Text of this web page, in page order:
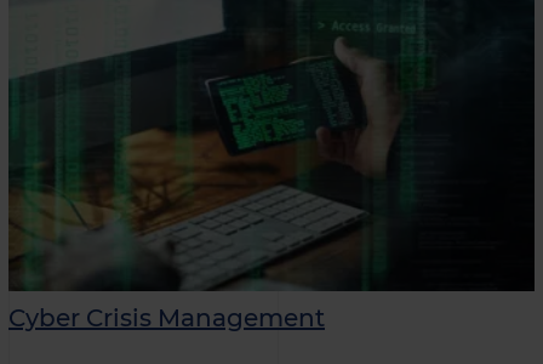
Cyber Crisis Management